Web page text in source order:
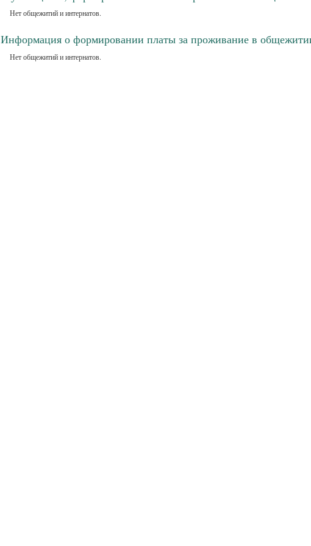
Нет общежитий и интернатов.
Информация о формировании платы за проживание в
Нет общежитий и интернатов.